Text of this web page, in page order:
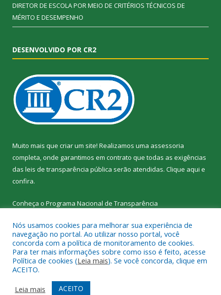
DIRETOR DE ESCOLA POR MEIO DE CRITÉRIOS TÉCNICOS DE
MÉRITO E DESEMPENHO
DESENVOLVIDO POR CR2
Muito mais que criar um site! Realizamos uma assessoria
completa, onde garantimos em contrato que todas as exigências
das leis de transparência pública serão atendidas. Clique aqui e
confira.
Conheça o Programa Nacional de Transparência
Todos os direitos reservados a SEMED – Secretaria Municipal de
Educação de Senador José Porfírio.
Mapa do Site
Acessar Área Administrativa
Nós usamos cookies para melhorar sua experiência de
navegação no portal. Ao utilizar nosso portal, você
concorda com a política de monitoramento de cookies.
Para ter mais informações sobre como isso é feito, acesse
Política de cookies (Leia mais). Se você concorda, clique em
ACEITO.
Leia mais
ACEITO